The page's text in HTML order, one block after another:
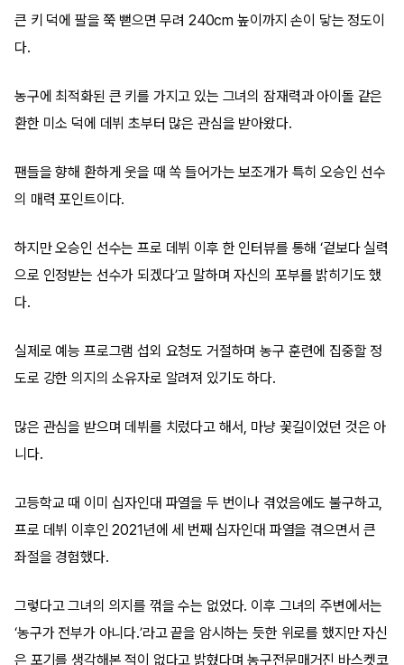
큰 키 덕에 팔을 쭉 뻗으면 무려 240cm 높이까지 손이 닿는 정도이
다.
농구에 최적화된 큰 키를 가지고 있는 그녀의 잠재력과 아이돌 같은
환한 미소 덕에 데뷔 초부터 많은 관심을 받아왔다.
팬들을 향해 환하게 웃을 때 쏙 들어가는 보조개가 특히 오승인 선수
의 매력 포인트이다.
하지만 오승인 선수는 프로 데뷔 이후 한 인터뷰를 통해 ‘겉보다 실력
으로 인정받는 선수가 되겠다’고 말하며 자신의 포부를 밝히기도 했
다.
실제로 예능 프로그램 섭외 요청도 거절하며 농구 훈련에 집중할 정
도로 강한 의지의 소유자로 알려져 있기도 하다.
많은 관심을 받으며 데뷔를 치렀다고 해서, 마냥 꽃길이었던 것은 아
니다.
고등학교 때 이미 십자인대 파열을 두 번이나 겪었음에도 불구하고,
프로 데뷔 이후인 2021년에 세 번째 십자인대 파열을 겪으면서 큰
좌절을 경험했다.
그렇다고 그녀의 의지를 꺾을 수는 없었다. 이후 그녀의 주변에서는
‘농구가 전부가 아니다.’라고 끝을 암시하는 듯한 위로를 했지만 자신
은 포기를 생각해본 적이 없다고 밝혔다며 농구전문매거진 바스켓코